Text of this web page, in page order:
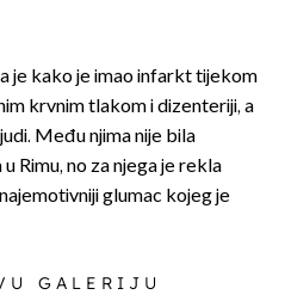
je kako je imao infarkt tijekom
krvnim tlakom i dizenteriji, a
Među njima nije bila
Rimu, no za njega je rekla
glumac kojeg je
GALERIJU